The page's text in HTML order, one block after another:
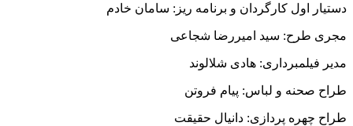
دستیار اول کارگردان و برنامه ریز: سامان خادم
مجری طرح: سید امیررضا شجاعی
مدیر فیلمبرداری: هادی شلالوند
طراح صحنه و لباس: پیام فروتن
طراح چهره پردازی: دانیال حقیقت